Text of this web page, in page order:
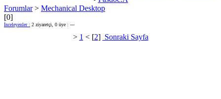
Forumlar> Mechanical Desktop
[0]
İnceleyenler : 2 ziyaretçi, 0 üye : ---
> 1 < [2] Sonraki Sayfa